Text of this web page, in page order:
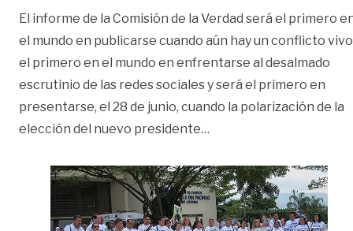
El informe de la Comisión de la Verdad será el primero
el mundo en publicarse cuando aún hay un conflicto
el primero en el mundo en enfrentarse al desalmado
escrutinio de las redes sociales y será el primero en
presentarse, el 28 de junio, cuando la polarización de la
elección del nuevo presidente…